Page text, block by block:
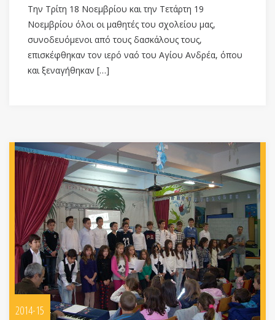
Την Τρίτη 18 Νοεμβρίου και την Τετάρτη 19
Νοεμβρίου όλοι οι μαθητές του σχολείου μας,
συνοδευόμενοι από τους δασκάλους τους,
επισκέφθηκαν τον ιερό ναό του Αγίου Ανδρέα, όπου
και ξεναγήθηκαν […]
2014-15